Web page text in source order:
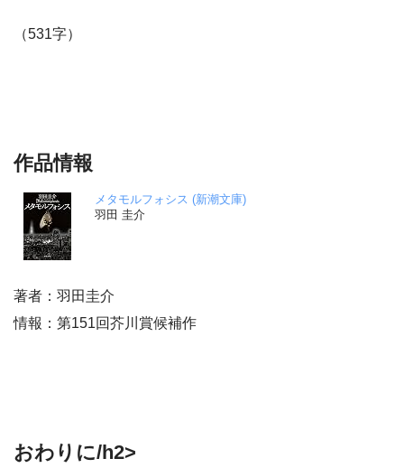
（531字）
作品情報
メタモルフォシス (新潮文庫)
羽田 圭介
著者：羽田圭介
情報：第151回芥川賞候補作
おわりに/h2>